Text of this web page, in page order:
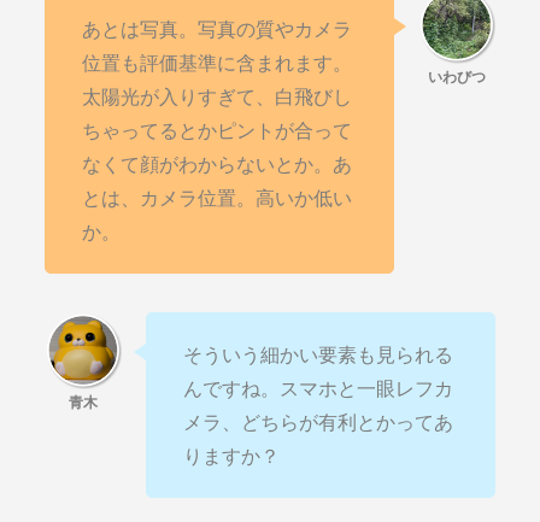
あとは写真。写真の質やカメラ
位置も評価基準に含まれます。
太陽光が入りすぎて、白飛びし
ちゃってるとかピントが合って
なくて顔がわからないとか。あ
とは、カメラ位置。高いか低い
か。
そういう細かい要素も見られる
んですね。スマホと一眼レフカ
メラ、どちらが有利とかってあ
りますか？